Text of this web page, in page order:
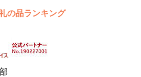
の品ランキング